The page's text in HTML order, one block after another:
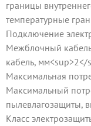
границы
температурные
Подключение
Межблочный
кабель,
Максимальная
Максимальный
пылевлагозащиты,
Класс